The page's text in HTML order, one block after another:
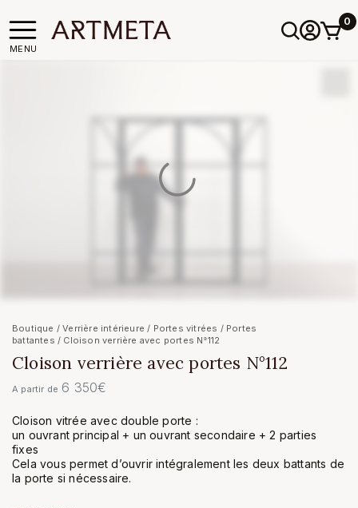
MENU
0
Boutique /Verrière intérieure / Portes vitrées / Portes
battantes / Cloison verrière avec portes N°112
Cloison verrière avec portes N°112
A partir de 6 350€
Cloison vitrée avec double porte :
un ouvrant principal + un ouvrant secondaire + 2 parties
fixes
Cela vous permet d’ouvrir intégralement les deux battants de
la porte si nécessaire.